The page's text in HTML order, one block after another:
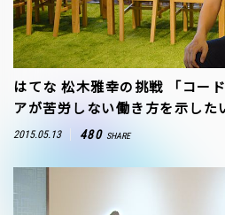
はてな 松木雅幸の挑戦 「コー
アが苦労しない働き方を示した
2015.05.13 480 SHARE